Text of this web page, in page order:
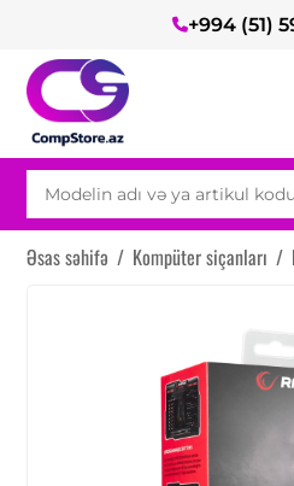
+994 (51)
Əsas səhifə / Kompüter siçanları /